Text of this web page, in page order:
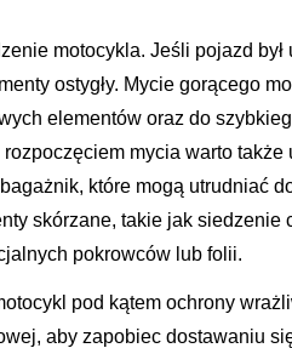
motocykla. Jeśli pojazd
ostygły. Mycie gorącego
elementów oraz do
mycia warto
bagażnik, które mogą utrudniać
skórzane, takie jak siedzenie
pokrowców lub folii.
pod kątem ochrony
aby zapobiec dostawaniu